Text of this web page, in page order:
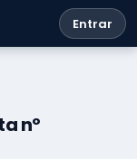
Entrar
nº